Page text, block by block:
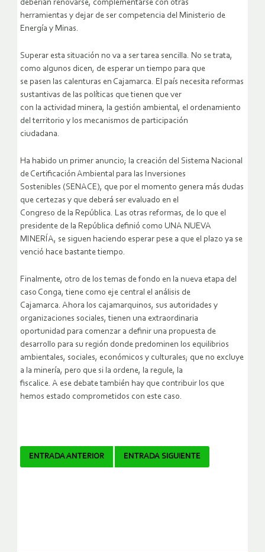
deberían renovarse, complementarse con otras
herramientas y dejar de ser competencia del Ministerio de
Energía y Minas.
Superar esta situación no va a ser tarea sencilla. No se trata,
como algunos dicen, de esperar un tiempo para que
se pasen las calenturas en Cajamarca. El país necesita reformas
sustantivas de las políticas que tienen que ver
con la actividad minera, la gestión ambiental, el ordenamiento
del territorio y los mecanismos de participación
ciudadana.
Ha habido un primer anuncio; la creación del Sistema Nacional
de Certificación Ambiental para las Inversiones
Sostenibles (SENACE), que por el momento genera más dudas
que certezas y que deberá ser evaluado en el
Congreso de la República. Las otras reformas, de lo que el
presidente de la República definió como UNA NUEVA
MINERÍA, se siguen haciendo esperar pese a que el plazo ya se
venció hace bastante tiempo.
Finalmente, otro de los temas de fondo en la nueva etapa del
caso Conga, tiene como eje central el análisis de
Cajamarca. Ahora los cajamarquinos, sus autoridades y
organizaciones sociales, tienen una extraordinaria
oportunidad para comenzar a definir una propuesta de
desarrollo para su región donde predominen los equilibrios
ambientales, sociales, económicos y culturales; que no excluye
a la minería, pero que si la ordene, la regule, la
fiscalice. A ese debate también hay que contribuir los que
hemos estado comprometidos con este caso.
Navegador
ENTRADA ANTERIOR ENTRADA SIGUIENTE